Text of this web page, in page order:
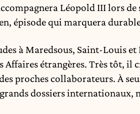
Léopold III lors
épisode qui marquera
à Maredsous, Saint-Louis
Affaires étrangères. Très tôt, il
proches collaborateurs. À
dossiers internationaux,